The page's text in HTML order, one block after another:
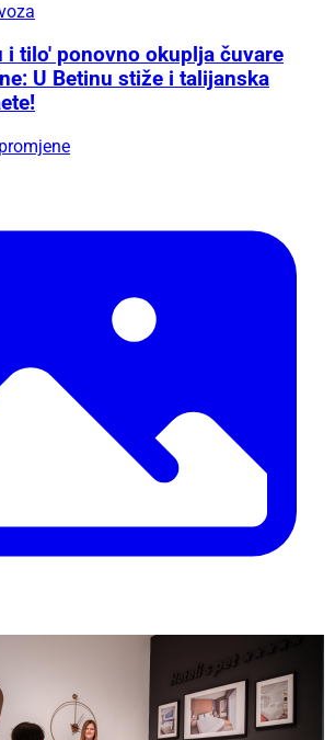
i tilo' ponovno okuplja čuvare
U Betinu stiže i talijanska